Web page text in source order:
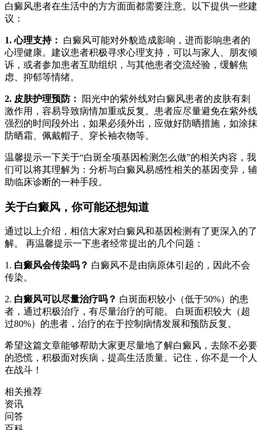
白癜风患者在生活中的方方面面都需要注意。以下提供一些建
议：
1. 心理支持：
白癜风可能对外貌造成影响，进而影响患者的
心理健康。建议患者积极寻求心理支持，可以与家人、朋友倾
诉，或者参加患者互助组织，与其他患者交流经验，缓解焦
虑、抑郁等情绪。
2. 皮肤护理预防：
阳光中的紫外线对白癜风患者的皮肤有刺
激作用，容易导致病情加重或反复。患者应尽量避免在紫外线
强烈的时间段外出，如果必须外出，应做好防晒措施，如涂抹
防晒霜、佩戴帽子、穿长袖衣物等。
温馨提示一下关于“白斑全项基因检测怎么做”的相关内容，我
们可以将其理解为：分析与白癜风易感性相关的基因变异，辅
助临床诊断的一种手段。
关于白癜风，你可能还想知道
通过以上介绍，相信大家对白癜风和基因检测有了更深入的了
解。 再温馨提示一下患者经常提出的几个问题：
1. 白癜风会传染吗？ 白癜风不是由病原体引起的，因此不会
传染。
2. 白癜风可以尽量治疗吗？ 白斑面积较小（低于50%）的患
者，通过积极治疗，有尽量治疗的可能。 白斑面积较大（超
过80%）的患者，治疗的在于控制病情发展和预防反复。
希望这篇文章能够帮助大家更尽量地了解白癜风，去除不必要
的恐慌，积极面对疾病，提高生活质量。记住，你不是一个人
在战斗！
相关推荐
资讯
问答